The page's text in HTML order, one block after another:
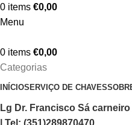
0 items €0,00
Menu
0 items €0,00
Categorias
INÍCIOSERVIÇO DE CHAVES
Lg Dr. Francisco Sá carneiro
| Tel: (351)289870470